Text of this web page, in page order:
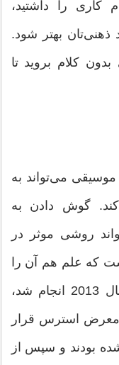
کاری را داشتید،
ذهنی‌تان بهتر شود.
کلام بروید تا
می‌تواند به
گوش دادن به
روشی موثر در
که علم هم آن را
ثابت کرده. در مطالعه‌ای که در سال 2013 انجام شد،
معرض استرس قرار
بودند و سپس از